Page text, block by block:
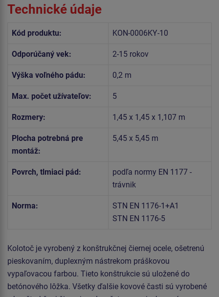
Technické údaje
Kód produktu: KON-0006KY-10
Odporúčaný vek: 2-15 rokov
Výška voľného pádu: 0,2 m
Max. počet užívateľov: 5
Rozmery: 1,45 x 1,45 x 1,107 m
Plocha potrebná pre
montáž:
5,45 x 5,45 m
Povrch, tlmiaci pád:
podľa normy EN 1177 -
trávnik
Norma:
STN EN 1176-1+A1
STN EN 1176-5
Kolotoč je vyrobený z konštrukčnej čiernej ocele, ošetrenú
pieskovaním, duplexným nástrekom práškovou
vypaľovacou farbou. Tieto konštrukcie sú uložené do
betónového lôžka. Všetky ďalšie kovové časti sú vyrobené